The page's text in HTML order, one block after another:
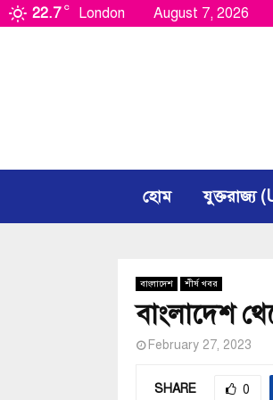
22.7 C London August 7, 2026
হোম যুক্তরাজ্য
বাংলাদেশ শীর্ষ খবর
বাংলাদেশ
February 27, 2023
SHARE 0